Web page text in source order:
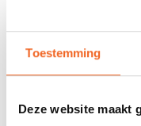
Toestemming
Deze website maakt